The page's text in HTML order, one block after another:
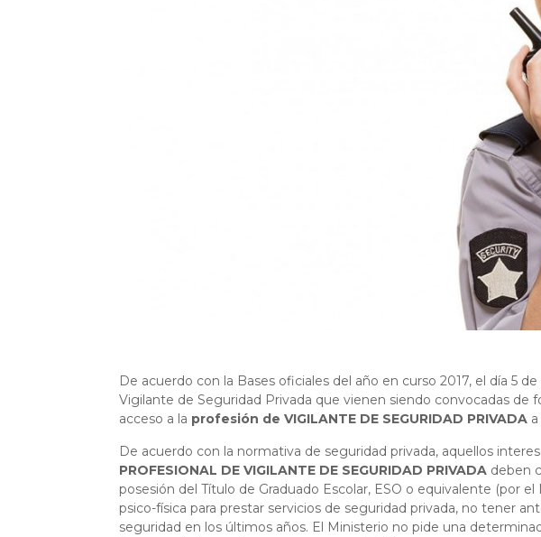
De acuerdo con la Bases oficiales del año en curso 2017, el día 5
Vigilante de Seguridad Privada que vienen siendo convocadas
acceso a la profesión de VIGILANTE DE SEGURIDAD PRIVADA
De acuerdo con la normativa de seguridad privada, aquellos
PROFESIONAL DE VIGILANTE DE SEGURIDAD PRIVADA deben
posesión del Título de Graduado Escolar, ESO o equivalente (por
psico-física para prestar servicios de seguridad privada, no tener
seguridad en los últimos años. El Ministerio no pide una